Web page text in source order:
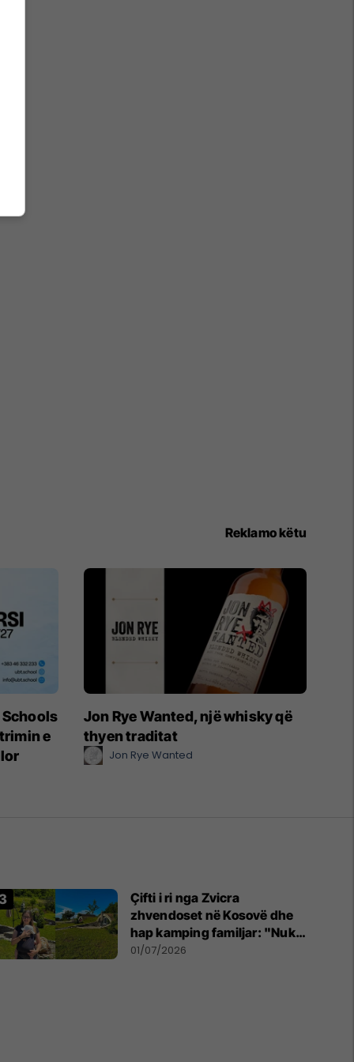
Reklamo këtu
e
Jon Rye Wanted, një whisky që
thyen traditat
Jon Rye Wanted
Çifti i ri nga Zvicra
zhvendoset në Kosovë dhe
hap kamping familjar: "Nuk
jemi penduar asnjë ditë"
01/07/2026